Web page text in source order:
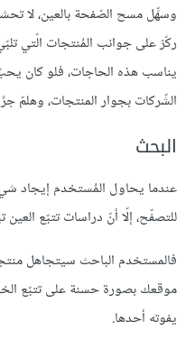
وسهِّل مسح الصّفحة بالعين، لا
ركّز على جوانب المُنتجات الّتي
يناسب هذه الحاجات، فلو كان
الشّركات بجوار المنتجات، وهلمّ
البحث
عندما يحاول المُستخدم إيجاد
للتصفّح، إلّا أنّ دراسات تتبّع العين
فالمستخدم الباحث سيتجاهل
موقعك بصورة حسنة على تتبّع
يفوته أحدها.